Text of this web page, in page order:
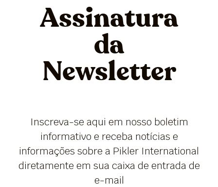
Assinatura
da
Newsletter
Inscreva-se aqui em nosso boletim
informativo e receba notícias e
informações sobre a Pikler International
diretamente em sua caixa de entrada de
e-mail